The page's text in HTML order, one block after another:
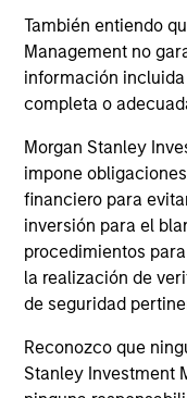
También entiendo
Management no
información
completa o
Morgan Stanley
impone
financiero para
inversión para el
procedimientos
la realización de
de seguridad
Reconozco que
Stanley Investment
Liquidez
liquidez del
necesidades
y
clientes